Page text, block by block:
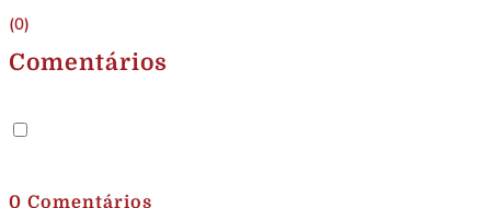
(0)
Comentários
0 Comentários